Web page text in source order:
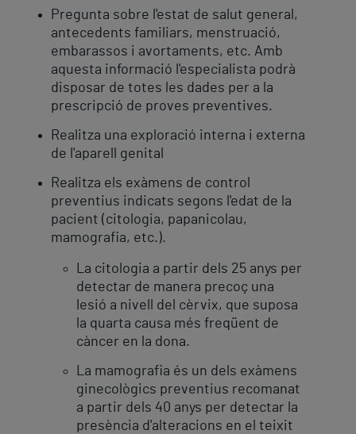
Pregunta sobre l'estat de salut general,
antecedents familiars, menstruació,
embarassos i avortaments, etc. Amb
aquesta informació l'especialista podrà
disposar de totes les dades per a la
prescripció de proves preventives.
Realitza una exploració interna i externa
de l'aparell genital
Realitza els exàmens de control
preventius indicats segons l'edat de la
pacient (citologia, papanicolau,
mamografia, etc.).
La citologia a partir dels 25 anys per
detectar de manera precoç una
lesió a nivell del cèrvix, que suposa
la quarta causa més freqüent de
càncer en la dona.
La mamografia és un dels exàmens
ginecològics preventius recomanat
a partir dels 40 anys per detectar la
presència d'alteracions en el teixit